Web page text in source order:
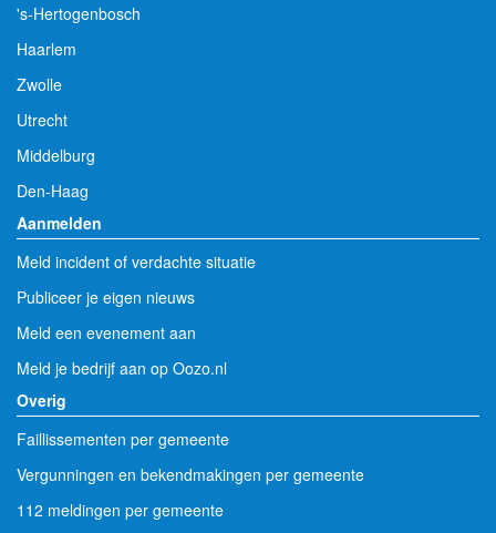
's-Hertogenbosch
Haarlem
Zwolle
Utrecht
Middelburg
Den-Haag
Aanmelden
Meld incident of verdachte situatie
Publiceer je eigen nieuws
Meld een evenement aan
Meld je bedrijf aan op Oozo.nl
Overig
Faillissementen per gemeente
Vergunningen en bekendmakingen per gemeente
112 meldingen per gemeente